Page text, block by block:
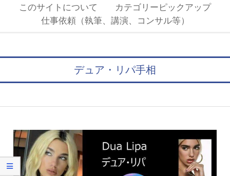
Navigationこのサイトについて
カテゴリーピックアップ
仕事依頼（執筆、講演、コンサル等）
デュア・リパ手相